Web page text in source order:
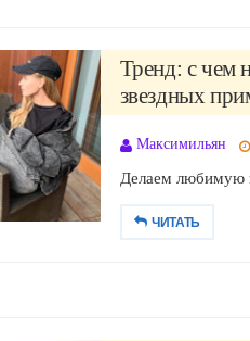
Тренд: с чем
звездных
Максимильян
Делаем любимую
ЧИТАТЬ